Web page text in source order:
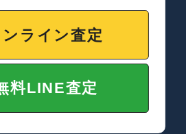
ライン査定
料LINE査定